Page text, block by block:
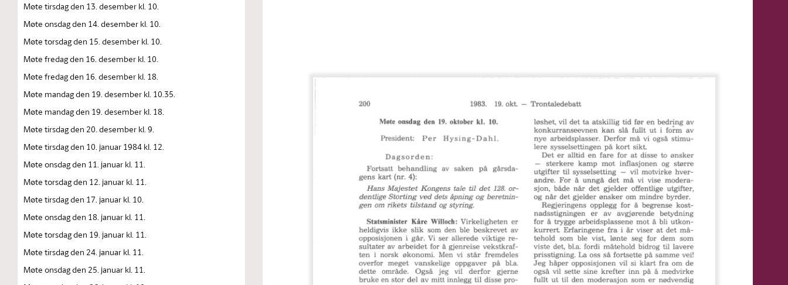
Møte tirsdag den 13. desember kl. 10.
Møte onsdag den 14. desember kl. 10.
Møte torsdag den 15. desember kl. 10.
Møte fredag den 16. desember kl. 10.
Møte fredag den 16. desember kl. 18.
Møte mandag den 19. desember kl. 10.35.
Møte mandag den 19. desember kl. 18.
Møte tirsdag den 20. desember kl. 9.
Møte tirsdag den 10. januar 1984 kl. 12.
Møte onsdag den 11. januar kl. 11.
Møte torsdag den 12. januar kl. 11.
Møte tirsdag den 17. januar kl. 10.
Møte onsdag den 18. januar kl. 11.
Møte torsdag den 19. januar kl. 11.
Møte tirsdag den 24. januar kl. 11.
Møte onsdag den 25. januar kl. 11.